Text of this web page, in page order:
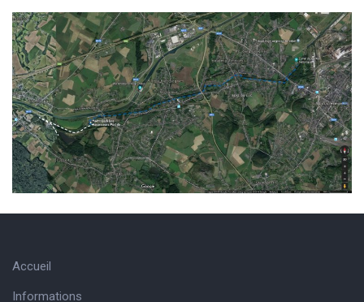
Accueil
Informations